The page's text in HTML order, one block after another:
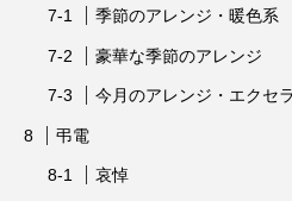
季節のアレンジ・暖色系
豪華な季節のアレンジ
今月のアレンジ・エクセラ
弔電
哀悼